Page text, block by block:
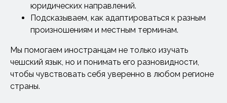
юридических направлений.
Подсказываем, как адаптироваться к разным
произношениям и местным терминам.
Мы помогаем иностранцам не только изучать
чешский язык, но и понимать его разновидности,
чтобы чувствовать себя уверенно в любом регионе
страны.